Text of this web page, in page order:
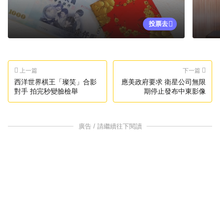
投票去
上一篇
西洋世界棋王「璨笑」合影
對手 拍完秒變臉檢舉
下一篇
應美政府要求 衛星公司無限
期停止發布中東影像
廣告 / 請繼續往下閱讀